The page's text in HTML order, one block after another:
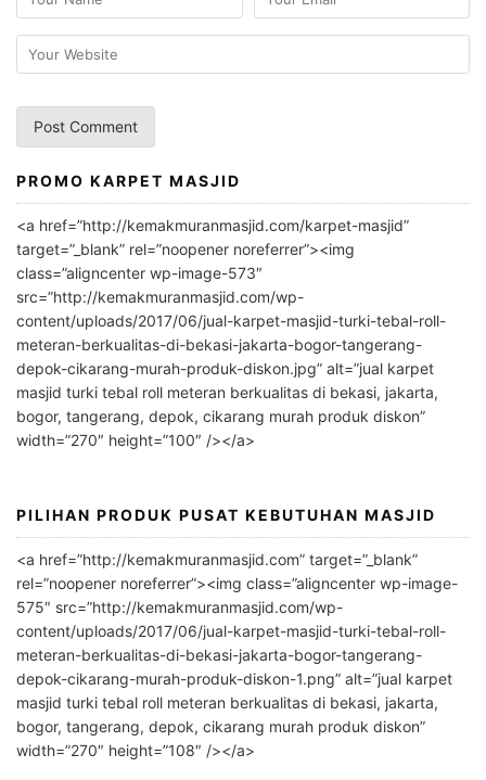
A
l
r
n
a
t
i
v
PROMO KARPET MASJID
<a href=”http://kemakmuranmasjid.com/karpet-masjid”
target=”_blank” rel=”noopener noreferrer”><img
class=”aligncenter wp-image-573″
src=”http://kemakmuranmasjid.com/wp-
content/uploads/2017/06/jual-karpet-masjid-turki-tebal-roll-
meteran-berkualitas-di-bekasi-jakarta-bogor-tangerang-
depok-cikarang-murah-produk-diskon.jpg” alt=”jual karpet
masjid turki tebal roll meteran berkualitas di bekasi, jakarta,
bogor, tangerang, depok, cikarang murah produk diskon”
width=”270″ height=”100″ /></a>
PILIHAN PRODUK PUSAT KEBUTUHAN MASJID
<a href=”http://kemakmuranmasjid.com” target=”_blank”
rel=”noopener noreferrer”><img class=”aligncenter wp-image-
575″ src=”http://kemakmuranmasjid.com/wp-
content/uploads/2017/06/jual-karpet-masjid-turki-tebal-roll-
meteran-berkualitas-di-bekasi-jakarta-bogor-tangerang-
depok-cikarang-murah-produk-diskon-1.png” alt=”jual karpet
masjid turki tebal roll meteran berkualitas di bekasi, jakarta,
bogor, tangerang, depok, cikarang murah produk diskon”
width=”270″ height=”108″ /></a>